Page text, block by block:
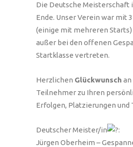
Die Deutsche Meisterschaft
Ende. Unser Verein war mit
(einige mit mehreren Starts)
außer bei den offenen
Startklasse vertreten.
Herzlichen Glückwunsch an
Teilnehmer zu Ihren
Erfolgen, Platzierungen und
Deutscher Meister/in
:
Jürgen Oberheim –